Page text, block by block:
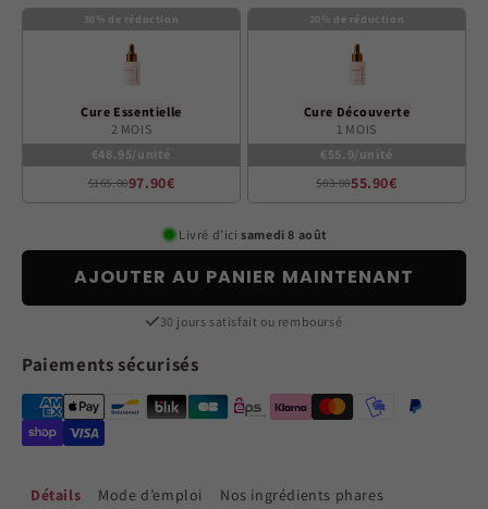
30% de réduction
Cure Essentielle
2 MOIS
€48.95/unité
$165.0097.90€
20% de réduction
Cure Découverte
1 MOIS
€55.9/unité
$83.0055.90€
Livré d’icisamedi 8 août
AJOUTER AU PANIER MAINTENANT
30 jours satisfait ou remboursé
Paiements sécurisés
Détails Mode d’emploi Nos ingrédients phares